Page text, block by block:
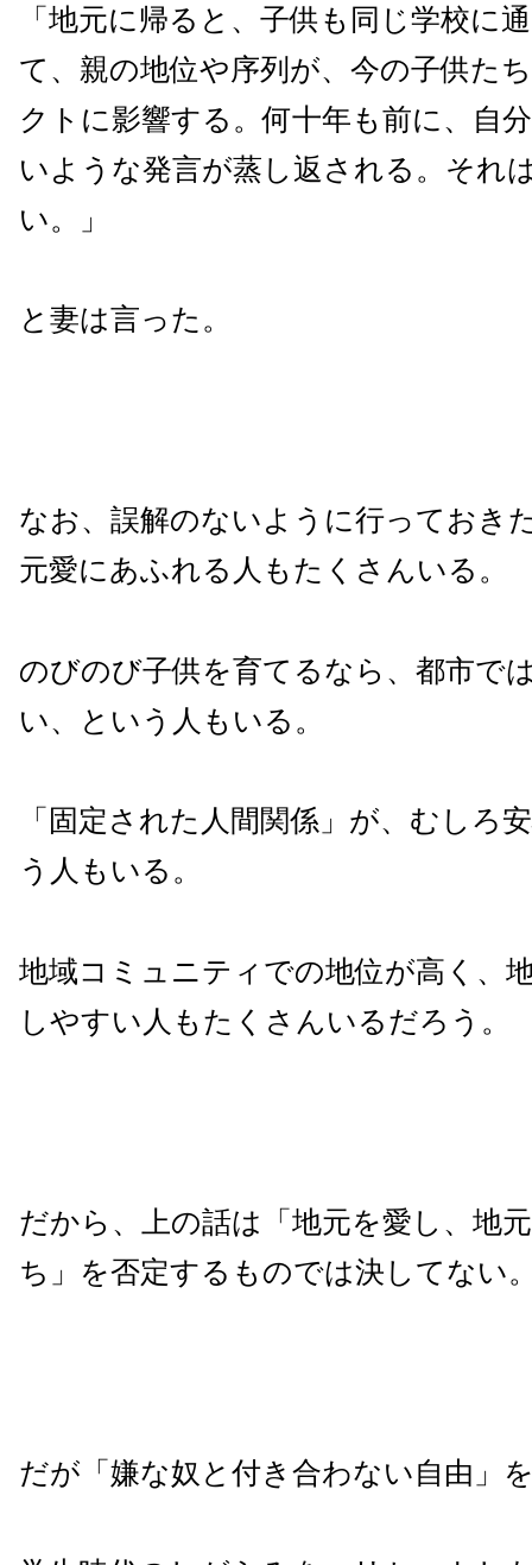
「地元に帰ると、子供も同じ学校に
て、親の地位や序列が、今の子供た
クトに影響する。何十年も前に、自
いような発言が蒸し返される。それ
い。」
と妻は言った。
なお、誤解のないように行っておき
元愛にあふれる人もたくさんいる。
のびのび子供を育てるなら、都市で
い、という人もいる。
「固定された人間関係」が、むしろ
う人もいる。
地域コミュニティでの地位が高く、
しやすい人もたくさんいるだろう。
だから、上の話は「地元を愛し、地
ち」を否定するものでは決してない
だが「嫌な奴と付き合わない自由」